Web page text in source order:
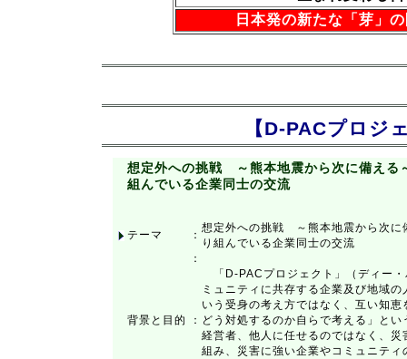
日本発の新たな「芽」
【D-PACプロジ
想定外への挑戦 ～熊本地震から次に備える
組んでいる企業同士の交流
テーマ ：
想定外への挑戦 ～熊本地震から次に
り組んでいる企業同士の交流
：
背景と目的 ：
「D-PACプロジェクト」（ディー
ミュニティに共存する企業及び地域
いう受身の考え方ではなく、互い知
どう対処するのか自らで考える」と
経営者、他人に任せるのではなく、
組み、災害に強い企業やコミュニテ